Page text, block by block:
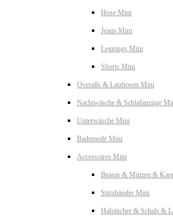
Hose Mini
Jeans Mini
Leggings Mini
Shorts Mini
Overalls & Latzhosen Mini
Nachtwäsche & Schlafanzüge
Unterwäsche Mini
Bademode Mini
Accessoires Mini
Beanie & Mützen &
Stirnbänder Mini
Halstücher & Schals &